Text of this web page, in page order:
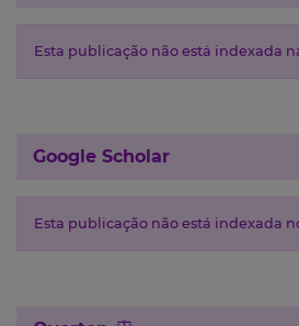
Esta publicação não está indexada
Google Scholar
Esta publicação não está indexada